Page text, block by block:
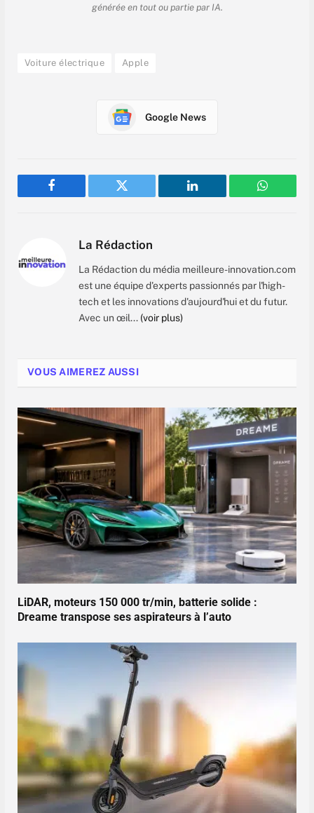
générée en tout ou partie par IA.
Voiture électrique Apple
Google News
Facebook Twitter LinkedIn
La Rédaction
La Rédaction du média meilleure-innovation.com
est une équipe d'experts passionnés par l'high-
tech et les innovations d'aujourd'hui et du futur.
Avec un œil... (voir plus)
VOUS AIMEREZ AUSSI
LiDAR, moteurs 150 000 tr/min, batterie solide :
Dreame transpose ses aspirateurs à l’auto